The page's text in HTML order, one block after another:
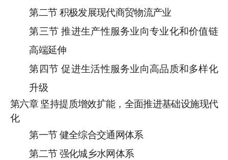
第二节 积极发展现代商贸物流产业
第三节 推进生产性服务业向专业化和价值链
高端延伸
第四节 促进生活性服务业向高品质和多样化
升级
第六章 坚持提质增效扩能，全面推进基础设施现代
化
第一节 健全综合交通网体系
第二节 强化城乡水网体系